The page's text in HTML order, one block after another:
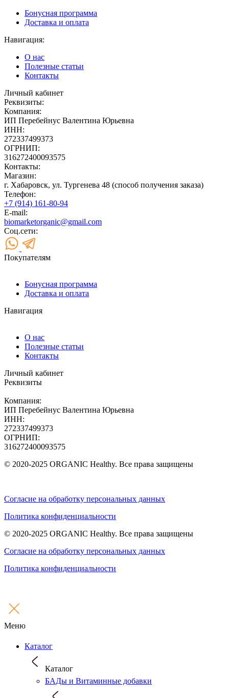
Бонусная программа
Доставка и оплата
Навигация:
О нас
Полезные статьи
Контакты
Личный кабинет
Реквизиты:
Компания:
ИП Перебейнус Валентина Юрьевна
ИНН:
272337499373
ОГРНИП:
316272400093575
Контакты:
Магазин:
г. Хабаровск, ул. Тургенева 48 (способ получения заказа)
Телефон:
+7 (914) 161-80-94
E-mail:
biomarketorganic@gmail.com
Соц.сети:
Покупателям
Бонусная программа
Доставка и оплата
Навигация
О нас
Полезные статьи
Контакты
Личный кабинет
Реквизиты
Компания:
ИП Перебейнус Валентина Юрьевна
ИНН:
272337499373
ОГРНИП:
316272400093575
© 2020-2025 ORGANIC Healthy. Все права защищены
Согласие на обработку персональных данных
Политика конфиденциальности
© 2020-2025 ORGANIC Healthy. Все права защищены
Согласие на обработку персональных данных
Политика конфиденциальности
Меню
Каталог
Каталог
БАДы и Витаминные добавки